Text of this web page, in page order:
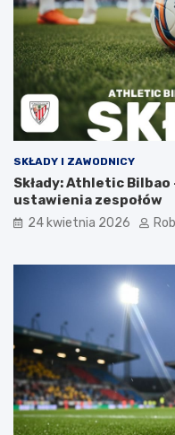
SKŁADY I ZAWODNICY
Składy: Athletic Bilbao
ustawienia zespołów
24 kwietnia 2026